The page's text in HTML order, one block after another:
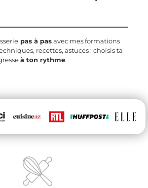
pas à pasavec mes formations
recettes, astuces : choisis ta
à ton rythme.